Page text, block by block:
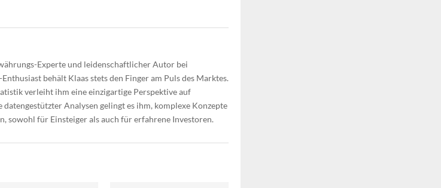
Experte und leidenschaftlicher Autor bei
behält Klaas stets den Finger am Puls des Marktes.
verleiht ihm eine einzigartige Perspektive auf
Analysen gelingt es ihm, komplexe Konzepte
sowohl für Einsteiger als auch für erfahrene Investoren.